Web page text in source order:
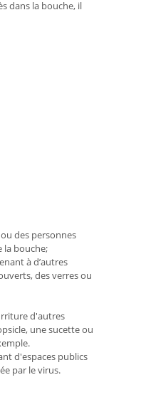
dans la bouche, il
des personnes
la bouche;
à d’autres
des verres ou
d'autres
une sucette ou
d'espaces publics
par le virus.